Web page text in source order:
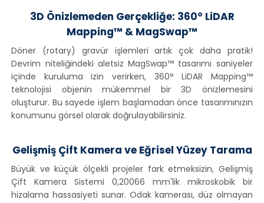
3D Önizlemeden Gerçekliğe: 360° LiDAR
Mapping™ & MagSwap™
Döner (rotary) gravür işlemleri artık çok daha pratik!
Devrim niteliğindeki aletsiz MagSwap™ tasarımı saniyeler
içinde kuruluma izin verirken, 360° LiDAR Mapping™
teknolojisi objenin mükemmel bir 3D önizlemesini
oluşturur. Bu sayede işlem başlamadan önce tasarımınızın
konumunu görsel olarak doğrulayabilirsiniz.
Gelişmiş Çift Kamera ve Eğrisel Yüzey Tarama
Büyük ve küçük ölçekli projeler fark etmeksizin, Gelişmiş
Çift Kamera Sistemi 0,20066 mm'lik mikroskobik bir
hizalama hassasiyeti sunar. Odak kamerası, düz olmayan